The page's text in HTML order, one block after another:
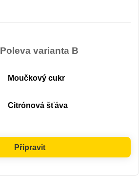
Poleva varianta B
Moučkový cukr
Citrónová šťáva
Připravit